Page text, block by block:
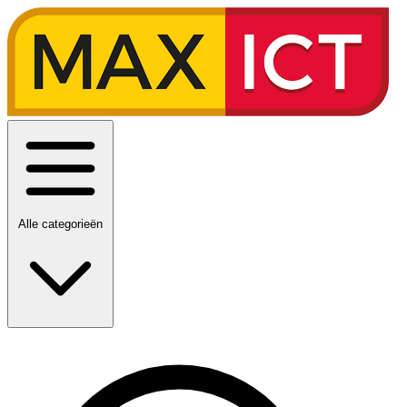
Alle categorieën